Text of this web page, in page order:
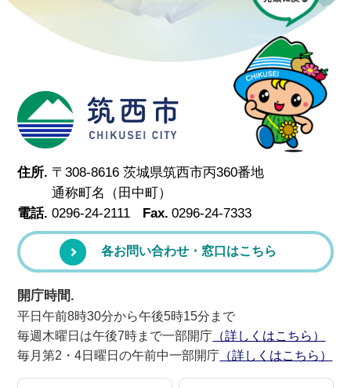
筑西市
住所. 〒308-8616 茨城県筑西市丙360番地
通称町名（田中町）
電話. 0296-24-2111 Fax. 0296-24-7333
各お問い合わせ・窓口はこちら
開庁時間.
平日午前8時30分から午後5時15分まで
毎週木曜日は午後7時まで一部開庁 （詳しくはこちら）
毎月第2・4日曜日の午前中一部開庁 （詳しくはこちら）